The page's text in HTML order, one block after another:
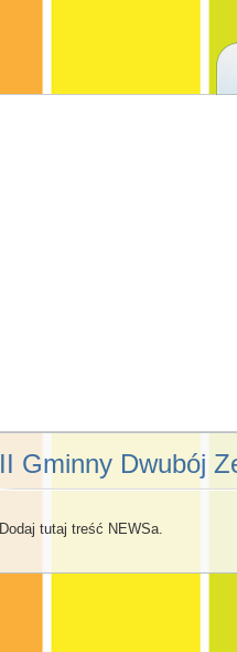
II Gminny Dwubój
Dodaj tutaj treść NEWSa.